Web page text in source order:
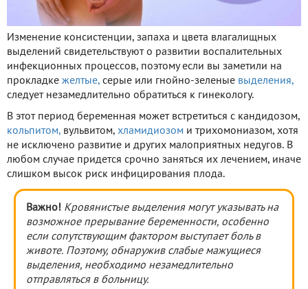
Изменение консистенции, запаха и цвета влагалищных
выделений свидетельствуют о развитии воспалительных
инфекционных процессов, поэтому если вы заметили на
прокладке желтые, серые или гнойно-зеленые выделения,
следует незамедлительно обратиться к гинекологу.
В этот период беременная может встретиться с кандидозом,
кольпитом, вульвитом, хламидиозом и трихомониазом, хотя
не исключено развитие и других малоприятных недугов. В
любом случае придется срочно заняться их лечением, иначе
слишком высок риск инфицирования плода.
Важно! Кровянистые выделения могут указывать на
возможное прерывание беременности, особенно
если сопутствующим фактором выступает боль в
животе. Поэтому, обнаружив слабые мажущиеся
выделения, необходимо незамедлительно
отправляться в больницу.